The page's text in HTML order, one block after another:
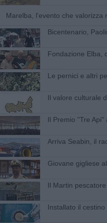
Marelba, l'evento che valorizza
Bicentenario,
Fondazione Elba,
Le pernici e altri
Il valore culturale
Il Premio "Tre
Arriva Seabin, il
Giovane gigliese
Il Martin
Installato il